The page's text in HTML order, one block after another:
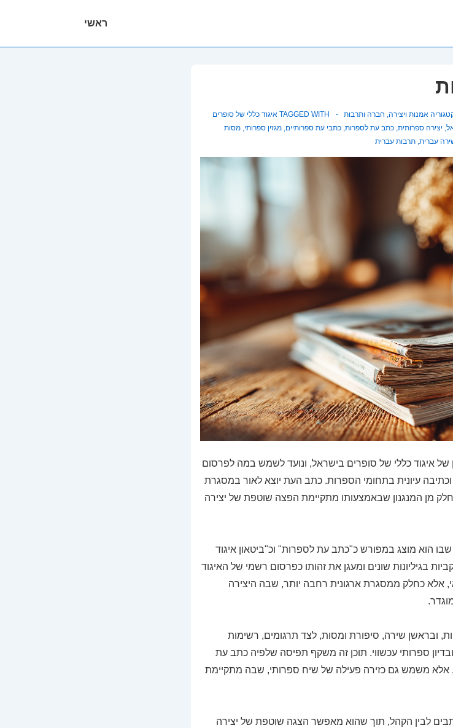
ראשי
אמנות ויצירה, חברה ותרבות TAGGED WITH איגוד כללי של סופרים
, יצירה ספרותית, כתב עת לספרות, כתבי עת ספרותיים, מגזין ספרותי, מסות
עברית, תרבות עברית
איגוד כללי של סופרים בישראל, ונועד לשמש במה לפרסום
עיונית בתחומי הספרות. כתב העת יוצא לאור במסגרת
חלק מן המנגנון שבאמצעותו מתקיימת הפצה שוטפת של יצירה
הוא מוצג במפורש כ"כתב עת לספרות" וכ"ביטאון איגוד
בגיליונות שונים ומעגן את זהותו כפרסום רשמי של האיגוד
אלא כחלק ממסגרת ארגונית רחבה יותר, שבה היצירה
ובראשן שירה, סיפורת ומסות, לצד תרגומים, רשימות
ספרותי עכשווי. תוכן זה משקף תפיסה שלפיה כתב עת
אלא משמש גם כזירה פעילה של שיח ספרותי, שבה מתקיימת
לבין הקהל, תוך שהוא מאפשר הצגה שוטפת של יצירה